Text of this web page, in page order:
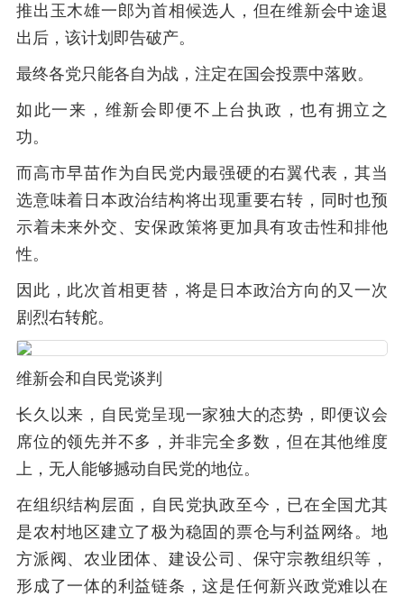
推出玉木雄一郎为首相候选人，但在维新会中途退
出后，该计划即告破产。
最终各党只能各自为战，注定在国会投票中落败。
如此一来，维新会即便不上台执政，也有拥立之
功。
而高市早苗作为自民党内最强硬的右翼代表，其当
选意味着日本政治结构将出现重要右转，同时也预
示着未来外交、安保政策将更加具有攻击性和排他
性。
因此，此次首相更替，将是日本政治方向的又一次
剧烈右转舵。
维新会和自民党谈判
长久以来，自民党呈现一家独大的态势，即便议会
席位的领先并不多，并非完全多数，但在其他维度
上，无人能够撼动自民党的地位。
在组织结构层面，自民党执政至今，已在全国尤其
是农村地区建立了极为稳固的票仓与利益网络。地
方派阀、农业团体、建设公司、保守宗教组织等，
形成了一体的利益链条，这是任何新兴政党难以在